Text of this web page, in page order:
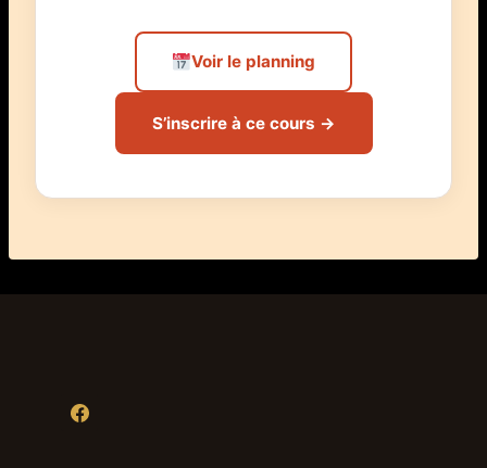
Voir le planning
S’inscrire à ce cours →